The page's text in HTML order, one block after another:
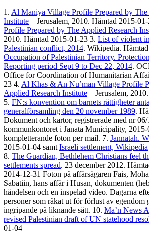
1. Al Maniya Village Profile Prepared by The
Institute – Jerusalem, 2010. Hämtad 2015-01-
Profile Prepared by The Applied Research
2010. Hämtad 2015-01-23 3. List of violent
Palestinian conflict, 2014. Wikipedia.
Occupation of Palestinian Territory.
Reporting period Sept 9 to Dec 22, 2014.
Office for Coordination of Humanitarian
23 4. Al Khas & An Nu’man Village Profile
Applied Research Institute – Jerusalem,
5. FN:s konvention om barnets rättigheter
generalförsamling den 20 november 1989.
Dokument och kartor, registrerade med nr
kommunkontoret i Janata Municipality, 2015-
kompletterande foton per mail. 7. Jannatah.
2015-01-04 samt Israeli settlement, Wikipedia
8. The Guardian, Bethlehem Christians feel
settlements spread. 23 december 2012.
2014-12-31 Foton på affärsägaren Fais,
Sabatiin, hans affär i Husan, dokumenten
händelsen och en inspelad video. Dagarna
personer som råkat ut för förlust av egendom
ingripande på liknande sätt. 10. Ma’n News
revised Palestinian draft of UN statehood
01-04